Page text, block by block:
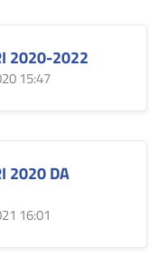
2020-2022
15:47
2020 DA
16:01